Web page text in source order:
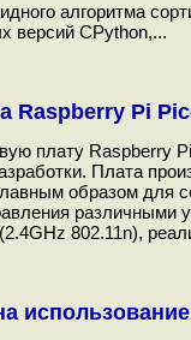
алгоритма
версий CPython,...
Raspberry Pi
плату
Плата
образом для
различными
802.11n),